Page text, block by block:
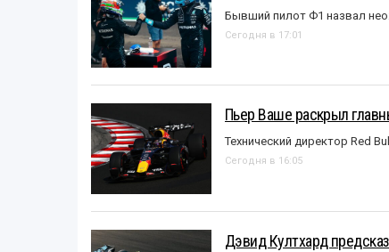
Бывший пилот Ф1 назвал
Сегодня в 17:01
Пьер Ваше раскрыл
Технический директор Red
Сегодня в 16:05
Дэвид Култхард